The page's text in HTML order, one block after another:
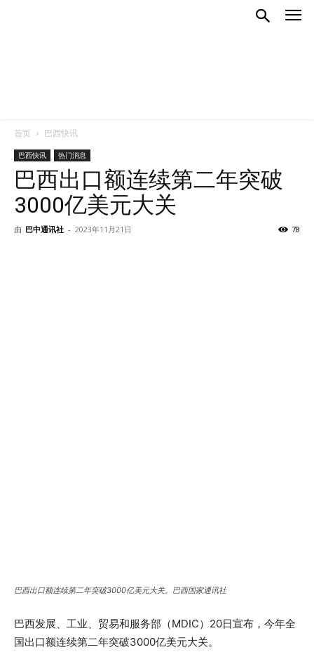
首页 巴西快讯
巴西快讯 热门消息
巴西出口额连续第二年突破
3000亿美元大关
由 巴中通讯社 - 2023年11月21日 78
巴西出口额连续第二年突破3000亿美元大关。巴西国家通讯社
巴西发展、工业、贸易和服务部（MDIC）20日宣布，今年全
国出口额连续第二年突破3000亿美元大关。